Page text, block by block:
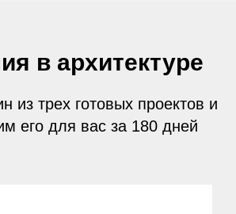
в архитектуре
из трех готовых проектов и
его для вас за 180 дней